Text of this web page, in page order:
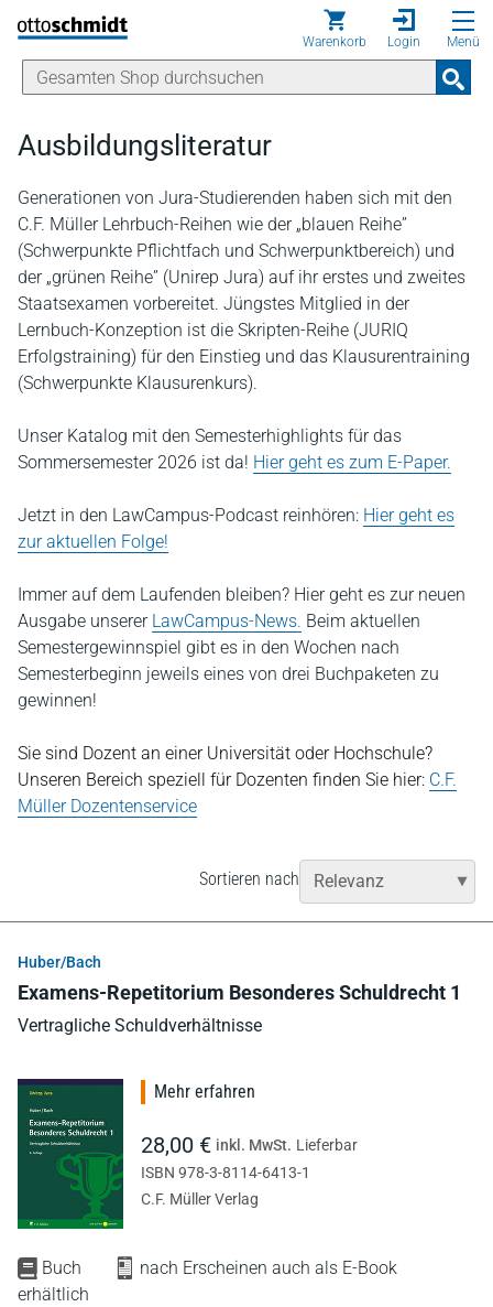
Direkt zum Inhalt
Warenkorb Login Menü
Ausbildungsliteratur
Generationen von Jura-Studierenden haben sich mit den
C.F. Müller Lehrbuch-Reihen wie der „blauen Reihe”
(Schwerpunkte Pflichtfach und Schwerpunktbereich) und
der „grünen Reihe” (Unirep Jura) auf ihr erstes und zweites
Staatsexamen vorbereitet. Jüngstes Mitglied in der
Lernbuch-Konzeption ist die Skripten-Reihe (JURIQ
Erfolgstraining) für den Einstieg und das Klausurentraining
(Schwerpunkte Klausurenkurs).
Unser Katalog mit den Semesterhighlights für das
Sommersemester 2026 ist da! Hier geht es zum E-Paper.
Jetzt in den LawCampus-Podcast reinhören: Hier geht es
zur aktuellen Folge!
Immer auf dem Laufenden bleiben? Hier geht es zur neuen
Ausgabe unserer LawCampus-News. Beim aktuellen
Semestergewinnspiel gibt es in den Wochen nach
Semesterbeginn jeweils eines von drei Buchpaketen zu
gewinnen!
Sie sind Dozent an einer Universität oder Hochschule?
Unseren Bereich speziell für Dozenten finden Sie hier: C.F.
Müller Dozentenservice
Sortieren nach
Huber/Bach
Examens-Repetitorium Besonderes Schuldrecht 1
Vertragliche Schuldverhältnisse
Buch
nach Erscheinen auch als E-Book
erhältlich
Mehr erfahren
28,00 € inkl. MwSt. Lieferbar
ISBN 978-3-8114-6413-1
C.F. Müller Verlag